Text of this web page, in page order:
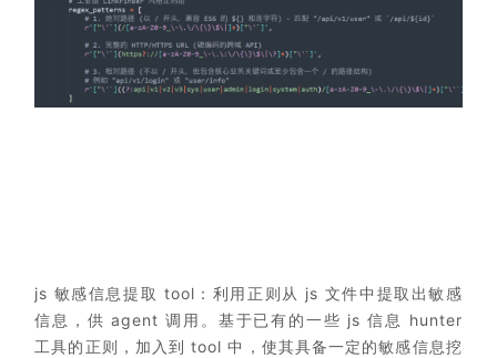
js 敏感信息提取 tool：利用正则从 js 文件中提取出敏感
信息，供 agent 调用。基于已有的一些 js 信息 hunter
工具的正则，加入到 tool 中，使其具备一定的敏感信息挖